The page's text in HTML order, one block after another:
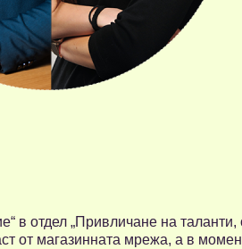
в отдел „Привличане на
от магазинната мрежа, а в